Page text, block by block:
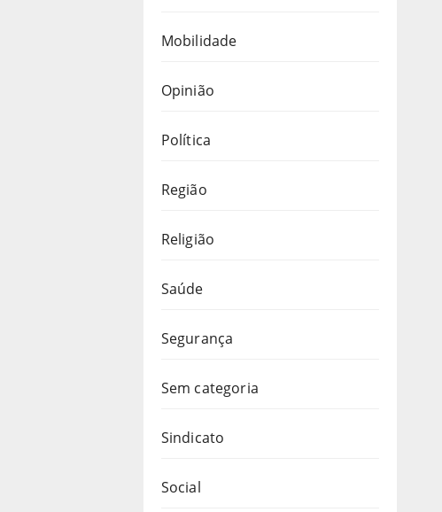
Mobilidade
Opinião
Política
Região
Religião
Saúde
Segurança
Sem categoria
Sindicato
Social